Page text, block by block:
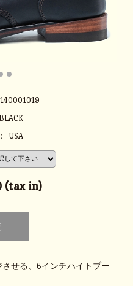
BLACK
USA
(tax in)
せる、6インチハイトブー